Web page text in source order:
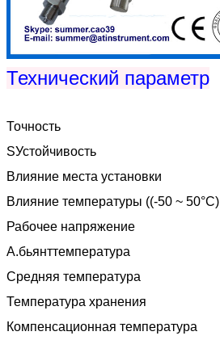
Технический параметр
Точность
SУстойчивость
Влияние места установки
Влияние температуры ((-50 ~ 50°C)
Рабочее напряжение
А.бьянттемпература
Средняя температура
Температура хранения
Компенсационная температура